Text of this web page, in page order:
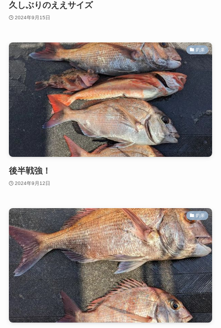
久しぶりのええサイズ
2024年9月15日
釣果
後半戦強！
2024年9月12日
釣果